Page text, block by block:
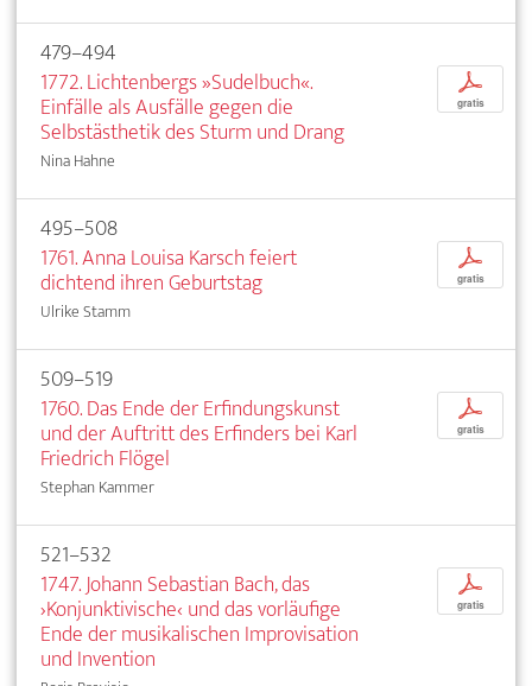
479–494
1772. Lichtenbergs »Sudelbuch«.
Einfälle als Ausfälle gegen die
Selbstästhetik des Sturm und Drang
Nina Hahne
p
gratis
495–508
1761. Anna Louisa Karsch feiert
dichtend ihren Geburtstag
Ulrike Stamm
p
gratis
509–519
1760. Das Ende der Erfindungskunst
und der Auftritt des Erfinders bei Karl
Friedrich Flögel
Stephan Kammer
p
gratis
521–532
1747. Johann Sebastian Bach, das
›Konjunktivische‹ und das vorläufige
Ende der musikalischen Improvisation
und Invention
p
gratis